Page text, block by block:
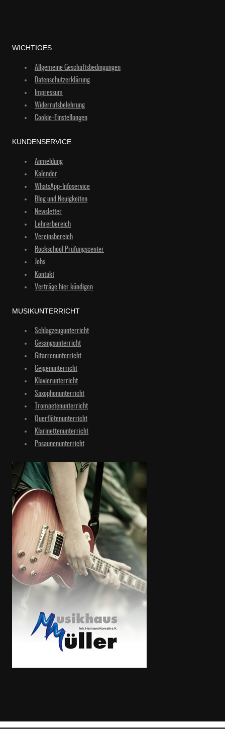
WICHTIGES
Allgemeine Geschäftsbedingungen
Datenschutzerklärung
Impressum
Widerrufsbelehrung
Cookie-Einstellungen
KUNDENSERVICE
Anmeldung
Kalender
WhatsApp-Infoservice
Blog und Neuigkeiten
Newsletter
Lehrerbereich
Vereinsbereich
Rockschool Prüfungscenter
Jobs
Kontakt
Verträge hier kündigen
MUSIKUNTERRICHT
Schlagzeugunterricht
Gesangsunterricht
Gitarrenunterricht
Geigenunterricht
Klavierunterricht
Saxophonunterricht
Trompetenunterricht
Querflötenunterricht
Klarinettenunterricht
Posaunenunterricht